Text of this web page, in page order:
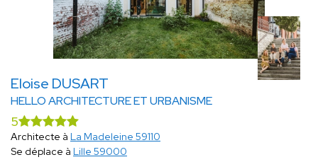
Eloise DUSART
HELLO ARCHITECTURE ET URBANISME
5
Architecte à La Madeleine 59110
Se déplace à Lille 59000